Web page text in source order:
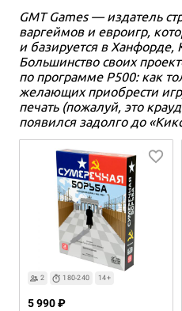
GMT Games — издатель
варгеймов и евроигр,
и базируется в Ханфорде,
Большинство своих
по программе P500: как
желающих приобрести
печать (пожалуй, это
появился задолго до
2 180-240 14+
5 990 ₽